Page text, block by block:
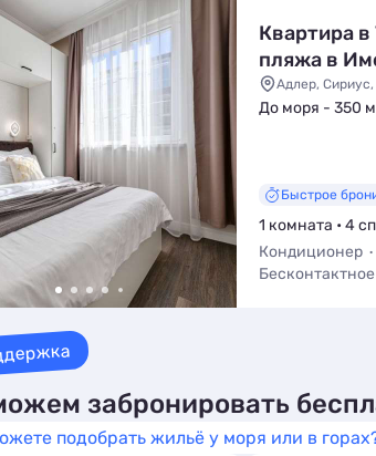
Квартира в
пляжа в
Адлер, Сириус,
До моря - 350
Быстрое
1 комната • 4
Кондиционер
забронировать
подобрать жильё у моря или в